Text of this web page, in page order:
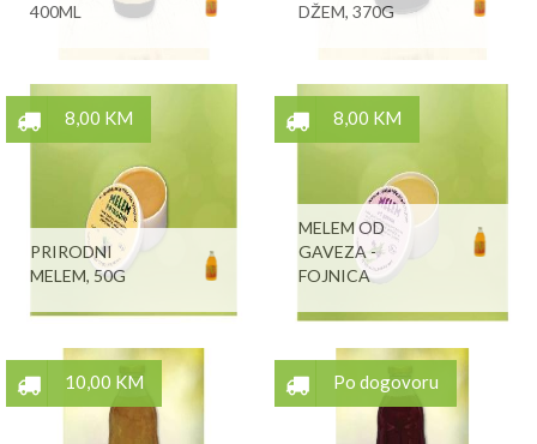
400ML
DŽEM, 370G
8,00 KM
PRIRODNI
MELEM, 50G
8,00 KM
MELEM OD
GAVEZA -
FOJNICA
10,00 KM Po dogovoru